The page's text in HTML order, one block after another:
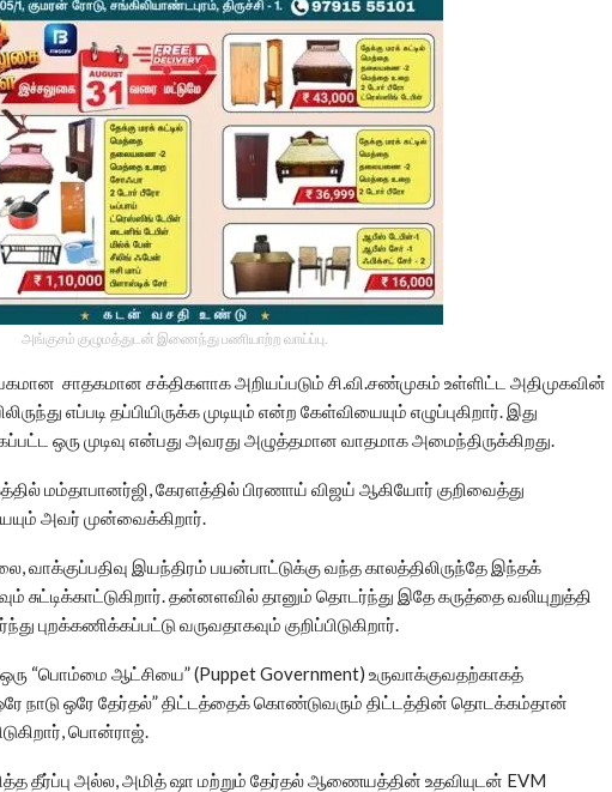
அங்குசம் குழுமத்துடன் இணைந்து பணியாற்ற வாய்ப்பு.
சாதகமான சக்திகளாக அறியப்படும் சி.வி.சண்முகம் உள்ளிட்ட அதிமுகவின்
எப்படி தப்பியிருக்க முடியும் என்ற கேள்வியையும் எழுப்புகிறார். இது
ஒரு முடிவு என்பது அவரது அழுத்தமான வாதமாக அமைந்திருக்கிறது.
மம்தாபானர்ஜி, கேரளத்தில் பிரணாய் விஜய் ஆகியோர் குறிவைத்து
அவர் முன்வைக்கிறார்.
இயந்திரம் பயன்பாட்டுக்கு வந்த காலத்திலிருந்தே இந்தக்
சுட்டிக்காட்டுகிறார். தன்னளவில் தானும் தொடர்ந்து இதே கருத்தை வலியுறுத்தி
வருவதாகவும் குறிப்பிடுகிறார்.
“பொம்மை ஆட்சியை” (Puppet Government) உருவாக்குவதற்காகத்
நாடு ஒரே தேர்தல்” திட்டத்தைக் கொண்டுவரும் திட்டத்தின் தொடக்கம்தான்
பொன்ராஜ்.
தீர்ப்பு அல்ல, அமித் ஷா மற்றும் தேர்தல் ஆணையத்தின் உதவியுடன் EVM